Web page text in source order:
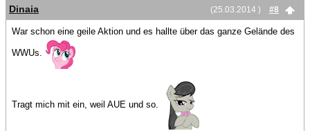
(25.03.2014 )
#8
Dinaia
War schon eine geile Aktion und es hallte über das ganze Gelände des
WWUs.
Tragt mich mit ein, weil AUE und so.